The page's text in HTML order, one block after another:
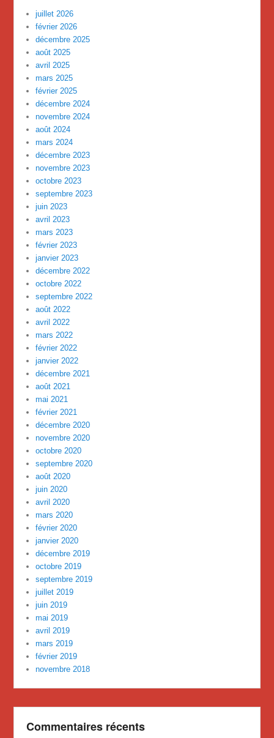
juillet 2026
février 2026
décembre 2025
août 2025
avril 2025
mars 2025
février 2025
décembre 2024
novembre 2024
août 2024
mars 2024
décembre 2023
novembre 2023
octobre 2023
septembre 2023
juin 2023
avril 2023
mars 2023
février 2023
janvier 2023
décembre 2022
octobre 2022
septembre 2022
août 2022
avril 2022
mars 2022
février 2022
janvier 2022
décembre 2021
août 2021
mai 2021
février 2021
décembre 2020
novembre 2020
octobre 2020
septembre 2020
août 2020
juin 2020
avril 2020
mars 2020
février 2020
janvier 2020
décembre 2019
octobre 2019
septembre 2019
juillet 2019
juin 2019
mai 2019
avril 2019
mars 2019
février 2019
novembre 2018
Commentaires récents